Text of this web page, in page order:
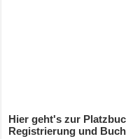
Hier geht's zur
Registrierung und